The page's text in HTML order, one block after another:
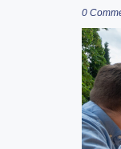
0